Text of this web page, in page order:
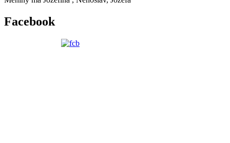
Facebook